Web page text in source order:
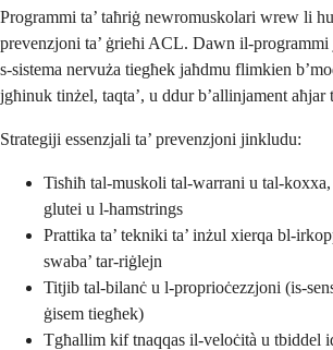
Programmi ta’ taħriġ newromuskolari wrew li
prevenzjoni ta’ ġrieħi ACL. Dawn il-
s-sistema nervuża tiegħek jaħdmu flimkien
jgħinuk tinżel, taqta’, u ddur b’allinjament aħjar
Strategiji essenzjali ta’ prevenzjoni jinkludu:
Tisħiħ tal-muskoli tal-warrani u tal-
glutei u l-hamstrings
Prattika ta’ tekniki ta’ inżul xierqa bl-
swaba’ tar-riġlejn
Titjib tal-bilanċ u l-proprioċezzjoni (is-
ġisem tiegħek)
Tgħallim kif tnaqqas il-veloċità u tbiddel